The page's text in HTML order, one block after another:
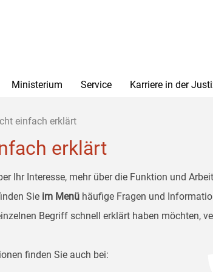
Ministerium Service Karriere in der
einfach erklärt
erklärt
Ihr Interesse, mehr über die Funktion und
Sie im Menü häufige Fragen und
Begriff schnell erklärt haben möchten,
finden Sie auch bei: